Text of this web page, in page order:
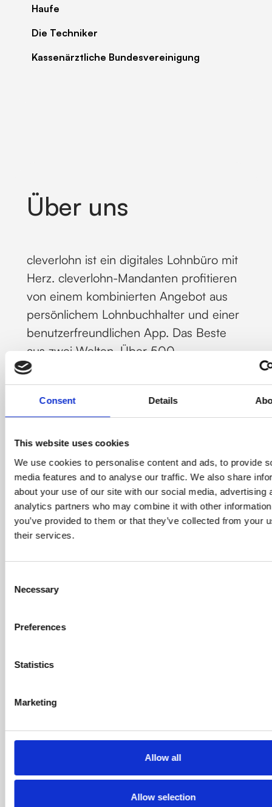
Consent Details
This website uses cookies
We use cookies to personalise content and ads, to provide
media features and to analyse our traffic. We also share
about your use of our site with our social media, advertising
analytics partners who may combine it with other
you’ve provided to them or that they’ve collected from your
their services.
Selection
Necessary
Preferences
Statistics
Marketing
Allow all
Allow selection
Haufe
Die Techniker
Kassenärztliche Bundesvereinigung
Über uns
cleverlohn ist ein digitales Lohnbüro mit
Herz. cleverlohn-Mandanten profitieren
von einem kombinierten Angebot aus
persönlichem Lohnbuchhalter und einer
benutzerfreundlichen App. Das Beste
aus zwei Welten. Über 500
Unternehmen vertrauen auf die
Lohnsoftwareund das Service-Konzept
von cleverlohn.
Jetzt kontaktieren
Weitere Beiträge